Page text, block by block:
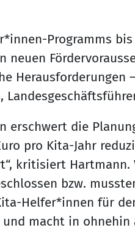
Programms
die
pro Kita-Jahr
kritisiert
bzw.
Helfer*innen für
macht in